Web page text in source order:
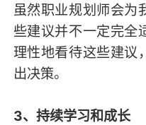
虽然职业规划师会为
些建议并不一定完全
理性地看待这些建议
出决策。
3、持续学习和成长